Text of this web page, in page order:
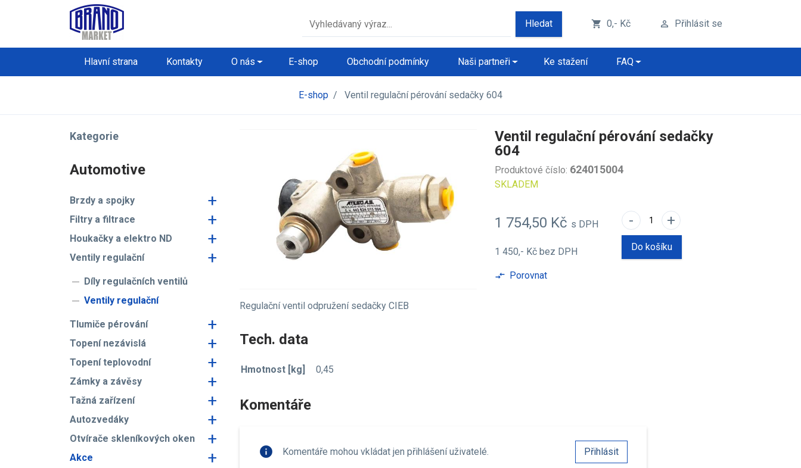
Hledat shopping_cart 0,- Kč perm_identity Přihlásit se
Hlavní strana Kontakty O nás E-shop Obchodní podmínky Naši partneři Ke stažení FAQ
E-shop / Ventil regulační pérování sedačky 604
Kategorie
Automotive
Brzdy a spojky +
Filtry a filtrace +
Houkačky a elektro ND +
Ventily regulační +
Díly regulačních ventilů
Ventily regulační
Tlumiče pérování +
Topení nezávislá +
Topení teplovodní +
Zámky a závěsy +
Tažná zařízení +
Autozvedáky +
Otvírače skleníkových oken +
Akce +
Ventil regulační pérování sedačky
604
Produktové číslo: 624015004
SKLADEM
1 754,50 Kč s DPH
1 450,- Kč bez DPH
- +
Do košíku
compare_arrows Porovnat
Regulační ventil odpružení sedačky CIEB
Tech. data
Hmotnost [kg] 0,45
Komentáře
info Komentáře mohou vkládat jen přihlášení uživatelé. Přihlásit